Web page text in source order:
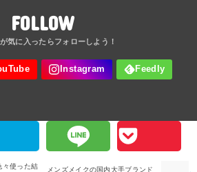
FOLLOW
々使った結 メンズメイクの国内大手ブランド